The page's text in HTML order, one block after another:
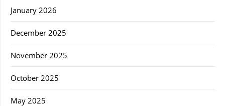
January 2026
December 2025
November 2025
October 2025
May 2025